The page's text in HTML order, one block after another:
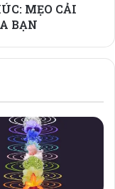
MẸO CẢI
BẠN